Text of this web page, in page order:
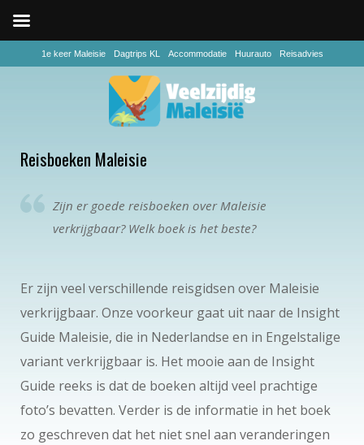
1e keer Maleisie Dagtrips KL Accommodatie Huurauto Reisadvies
Reisboeken Maleisie
Zijn er goede reisboeken over Maleisie
verkrijgbaar? Welk boek is het beste?
Er zijn veel verschillende reisgidsen over Maleisie
verkrijgbaar. Onze voorkeur gaat uit naar de Insight
Guide Maleisie, die in Nederlandse en in Engelstalige
variant verkrijgbaar is. Het mooie aan de Insight
Guide reeks is dat de boeken altijd veel prachtige
foto’s bevatten. Verder is de informatie in het boek
zo geschreven dat het niet snel aan veranderingen